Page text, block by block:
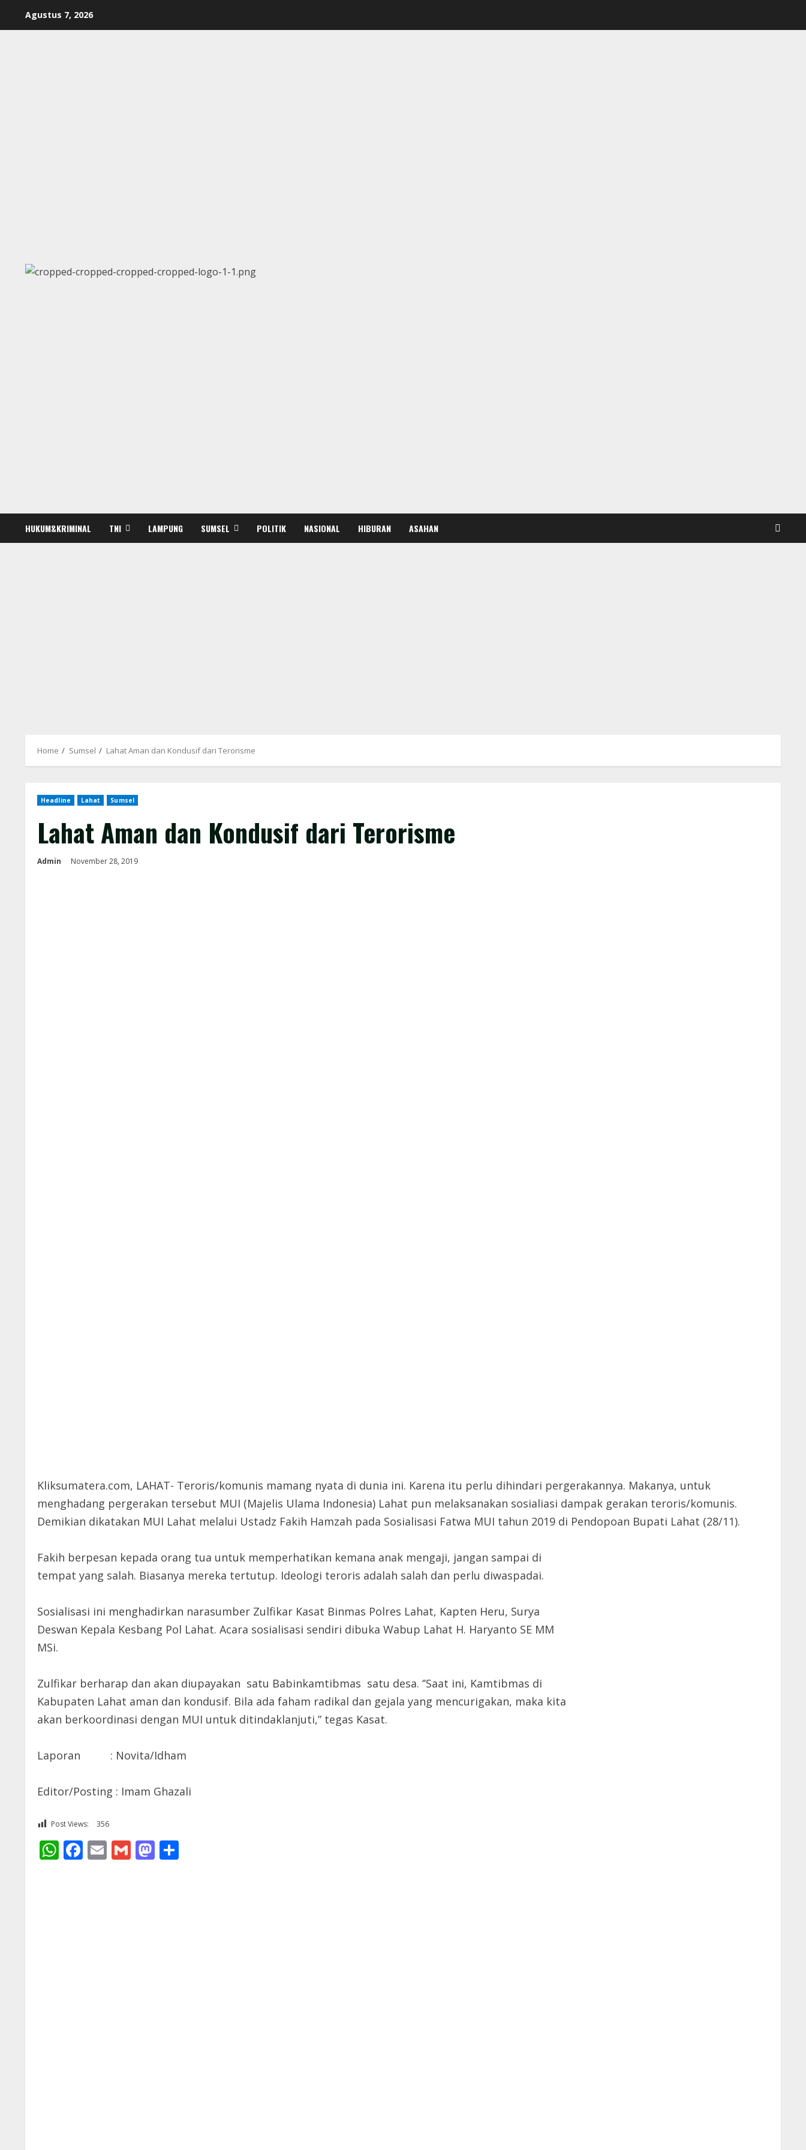
Agustus 7, 2026
HUKUM&KRIMINAL TNI LAMPUNG SUMSEL POLITIK NASIONAL HIBURAN ASAHAN
Home Sumsel Lahat Aman dan Kondusif dari Terorisme
Headline Lahat Sumsel
Lahat Aman dan Kondusif dari Terorisme
Admin November 28, 2019
Kliksumatera.com, LAHAT- Teroris/komunis mamang nyata di dunia ini. Karena itu perlu dihindari pergerakannya. Makanya, untuk
menghadang pergerakan tersebut MUI (Majelis Ulama Indonesia) Lahat pun melaksanakan sosialiasi dampak gerakan teroris/komunis.
Demikian dikatakan MUI Lahat melalui Ustadz Fakih Hamzah pada Sosialisasi Fatwa MUI tahun 2019 di Pendopoan Bupati Lahat (28/11).
Fakih berpesan kepada orang tua untuk memperhatikan kemana anak mengaji, jangan sampai di
tempat yang salah. Biasanya mereka tertutup. Ideologi teroris adalah salah dan perlu diwaspadai.
Sosialisasi ini menghadirkan narasumber Zulfikar Kasat Binmas Polres Lahat, Kapten Heru, Surya
Deswan Kepala Kesbang Pol Lahat. Acara sosialisasi sendiri dibuka Wabup Lahat H. Haryanto SE MM
MSi.
Zulfikar berharap dan akan diupayakan satu Babinkamtibmas satu desa. ‘’Saat ini, Kamtibmas di
Kabupaten Lahat aman dan kondusif. Bila ada faham radikal dan gejala yang mencurigakan, maka kita
akan berkoordinasi dengan MUI untuk ditindaklanjuti,” tegas Kasat.
Laporan : Novita/Idham
Editor/Posting : Imam Ghazali
Post Views: 356
WhatsApp
Facebook
EmailGmailMastodon